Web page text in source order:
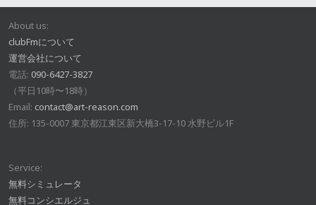
About us:
clubFmについて
運営会社について
電話: 090-6427-3827
（平日10時〜18時）
Email: contact@art-reason.com
住所: 135-0007 東京都江東区新大橋3-17-10 水野ビル1F
Service:
無料シミュレータ
無料コンシエルジュ